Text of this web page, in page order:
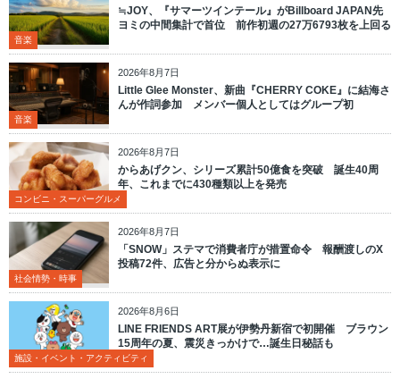
音楽
≒JOY、『サマーツインテール』がBillboard JAPAN先
ヨミの中間集計で首位 前作初週の27万6793枚を上回る
2026年8月7日
音楽
Little Glee Monster、新曲『CHERRY COKE』に結海さ
んが作詞参加 メンバー個人としてはグループ初
2026年8月7日
コンビニ・スーパーグルメ
からあげクン、シリーズ累計50億食を突破 誕生40周
年、これまでに430種類以上を発売
2026年8月7日
社会情勢・時事
「SNOW」ステマで消費者庁が措置命令 報酬渡しのX
投稿72件、広告と分からぬ表示に
2026年8月6日
施設・イベント・アクティビティ
LINE FRIENDS ART展が伊勢丹新宿で初開催 ブラウン
15周年の夏、震災きっかけで…誕生日秘話も